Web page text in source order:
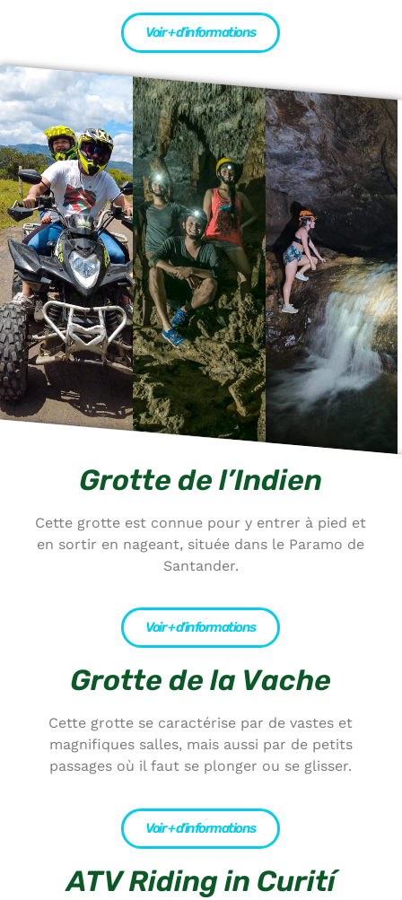
Voir + d’informations
Grotte de l’Indien
Cette grotte est connue pour y entrer à pied et
en sortir en nageant, située dans le Paramo de
Santander.
Voir + d’informations
Grotte de la Vache
Cette grotte se caractérise par de vastes et
magnifiques salles, mais aussi par de petits
passages où il faut se plonger ou se glisser.
Voir + d’informations
ATV Riding in Curití